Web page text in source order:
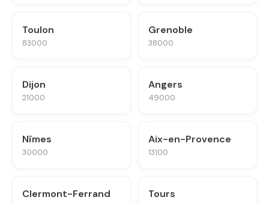
Toulon
83000
Grenoble
38000
Dijon
21000
Angers
49000
Nîmes
30000
Aix-en-Provence
13100
Clermont-Ferrand Tours